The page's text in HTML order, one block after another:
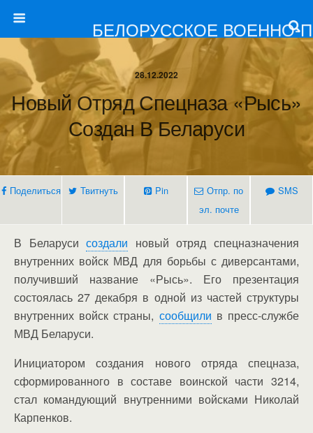
БЕЛОРУССКОЕ ВОЕННО-
28.12.2022
Новый Отряд Спецназа «Рысь»
Создан В Беларуси
Поделиться Твитнуть Pin
Отпр. по
эл. почте
SMS
В Беларусисоздали новый отряд спецназначения
внутренних войск МВД для борьбы с диверсантами,
получивший название «Рысь». Его презентация
состоялась 27 декабря в одной из частей структуры
внутренних войск страны, сообщили в пресс-службе
МВД Беларуси.
Инициатором создания нового отряда спецназа,
сформированного в составе воинской части 3214,
стал командующий внутренними войсками Николай
Карпенков.